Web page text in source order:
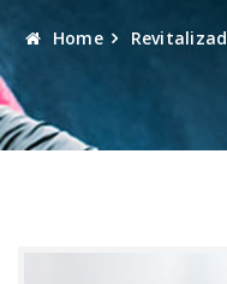
Home